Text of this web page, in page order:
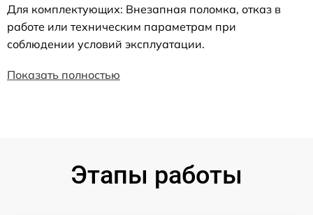
Для комплектующих: Внезапная поломка, отказ в
работе или техническим параметрам при
соблюдении условий эксплуатации.
Показать полностью
Этапы работы